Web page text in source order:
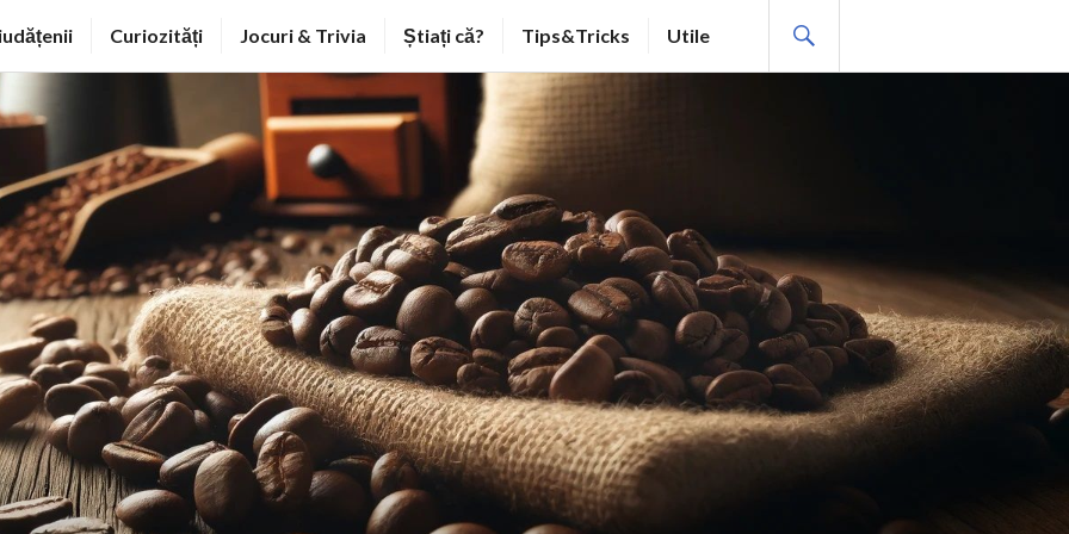
Curiozități Jocuri & Trivia Știați că? Tips&Tricks Utile